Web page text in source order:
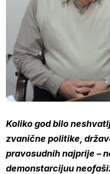
Koliko god bilo
zvanične politike ,
pravosudnih najprije –
demonstarcijuu